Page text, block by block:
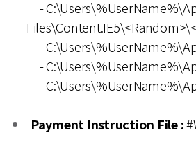
-
-
-
-
Payment Instruction File :